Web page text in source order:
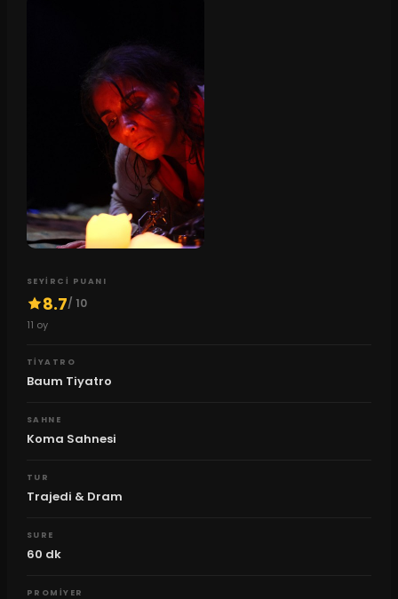
SEYIRCI PUANI
8.7/ 10
11 oy
TIYATRO
Baum Tiyatro
SAHNE
Koma Sahnesi
TUR
Trajedi & Dram
SURE
60 dk
PROMIYER